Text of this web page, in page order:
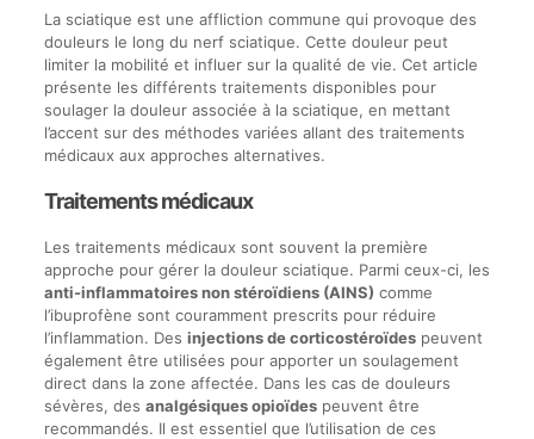
La sciatique est une affliction commune qui provoque des
douleurs le long du nerf sciatique. Cette douleur peut
limiter la mobilité et influer sur la qualité de vie. Cet article
présente les différents traitements disponibles pour
soulager la douleur associée à la sciatique, en mettant
l’accent sur des méthodes variées allant des traitements
médicaux aux approches alternatives.
Traitements médicaux
Les traitements médicaux sont souvent la première
approche pour gérer la douleur sciatique. Parmi ceux-ci, les
anti-inflammatoires non stéroïdiens (AINS) comme
l’ibuprofène sont couramment prescrits pour réduire
l’inflammation. Des injections de corticostéroïdespeuvent
également être utilisées pour apporter un soulagement
direct dans la zone affectée. Dans les cas de douleurs
sévères, des analgésiques opioïdespeuvent être
recommandés. Il est essentiel que l’utilisation de ces